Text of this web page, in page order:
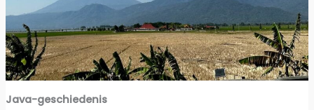
Java-geschiedenis